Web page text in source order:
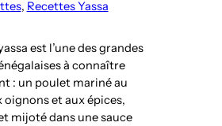
, Recettes Yassa
est l’une des grandes
à connaître
: un poulet mariné au
oignons et aux épices,
mijoté dans une sauce